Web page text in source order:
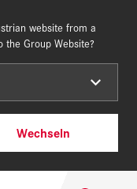
website from a
Group Website?
Wechseln